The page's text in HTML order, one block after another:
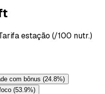
estação (/100 nutr.)
com bônus (24.8%)
(53.9%)